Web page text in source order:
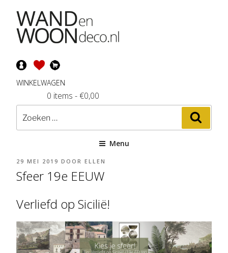
inhoud
WINKELWAGEN
-€0,00
0 items
Zoeken
naar:
Menu
GEPLAATST
OP
29 MEI 2019 DOOR ELLEN
Sfeer 19e EEUW
Verliefd op Sicilië!